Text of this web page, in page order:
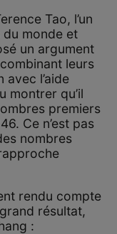
Tao, l’un
monde et
un argument
leurs
l’aide
montrer qu’il
premiers
Ce n’est pas
nombres
rendu compte
résultat,
: